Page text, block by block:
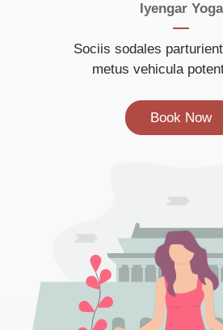
Iyengar Yoga
Sociis sodales
metus vehicula
Book Now